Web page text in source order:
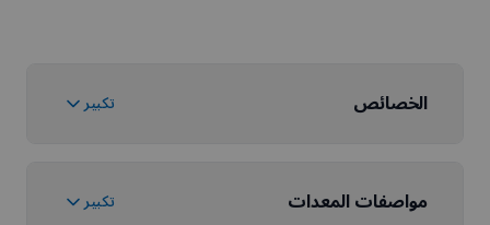
الخصائص تكبير
مواصفات المعدات تكبير